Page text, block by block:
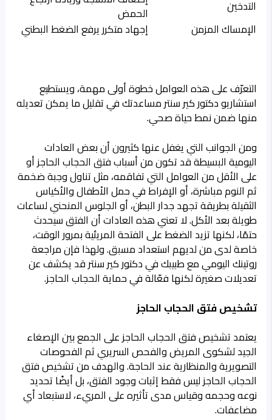
التدخين
الحمض
الإمساك المزمن
إجهاد متكرر يرفع الضغط البطني
التعرّف على هذه العوامل خطوة أولى مهمة، ويستطيع
استشاريو دكتور كير سنتر مساعدتك في تقليل ما يمكن تعديله
منها ضمن نمط حياة صحي.
ومن الجوانب التي يغفل عنها كثيرون أن بعض العادات
اليومية البسيطة قد تكون من أسباب فتق الحجاب الحاجز أو
على الأقل من العوامل التي تفاقمه، مثل تناول وجبة ضخمة
ثم النوم مباشرة، أو الإفراط في حمل الأطفال والأكياس
الثقيلة بطريقة تجهد جدار البطن، أو الجلوس المنحني لساعات
طويلة بعد الأكل. لا تعني هذه العادات أن الفتق سيحدث
حتمًا، لكنها تزيد الضغط على الفتحة المريئية بمرور الوقت،
خاصة لدى من لديهم استعداد مسبق. ولهذا فإن مراجعة
روتينك اليومي مع طبيبك في دكتور كير سنتر قد يكشف عن
تعديلات صغيرة لكنها فعّالة في حماية الحجاب الحاجز.
تشخيص فتق الحجاب الحاجز
يعتمد تشخيص فتق الحجاب الحاجز على الجمع بين الإصغاء
الجيد لشكوى المريض والفحص السريري ثم الفحوصات
التصويرية والمنظارية عند الحاجة. والهدف من تشخيص فتق
الحجاب الحاجز ليس فقط إثبات وجود الفتق، بل أيضًا تحديد
نوعه وحجمه وقياس مدى تأثيره على المريء، لاستبعاد أي
مضاعفات.